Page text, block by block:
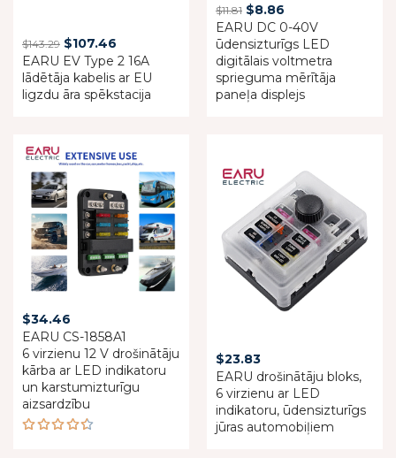
$143.29 Original
price
was:
$143.29.
$107.46
price
is:
$107.46.
EARU EV Type 2 16A
lādētāja kabelis ar EU
ligzdu āra spēkstacija
$11.81 Original
price
was:
$11.81.
$8.86
price
is:
$8.86.
EARU DC 0-40V
ūdensizturīgs LED
digitālais voltmetra
sprieguma mērītāja
paneļa displejs
$34.46
EARU CS-1858A1
6 virzienu 12 V drošinātāju
kārba ar LED indikatoru
un karstumizturīgu
aizsardzību
$23.83
EARU drošinātāju bloks,
6 virzienu ar LED
indikatoru, ūdensizturīgs
jūras automobiļiem